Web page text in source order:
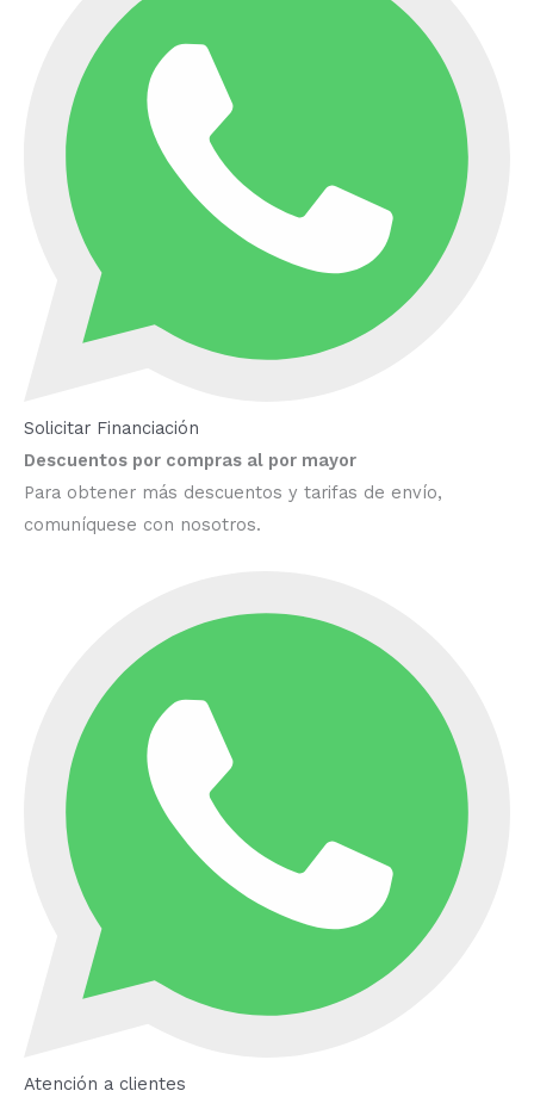
Solicitar Financiación
Descuentos por compras al por mayor
Para obtener más descuentos y tarifas de envío,
comuníquese con nosotros.
Atención a clientes